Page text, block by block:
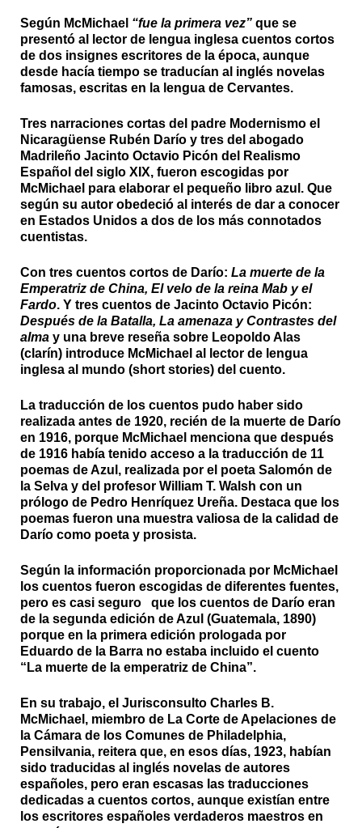
Según McMichael “fue la primera vez” que se
presentó al lector de lengua inglesa cuentos cortos
de dos insignes escritores de la época, aunque
desde hacía tiempo se traducían al inglés novelas
famosas, escritas en la lengua de Cervantes.
Tres narraciones cortas del padre Modernismo el
Nicaragüense Rubén Darío y tres del abogado
Madrileño Jacinto Octavio Picón del Realismo
Español del siglo XIX, fueron escogidas por
McMichael para elaborar el pequeño libro azul. Que
según su autor obedeció al interés de dar a conocer
en Estados Unidos a dos de los más connotados
cuentistas.
Con tres cuentos cortos de Darío: La muerte de la
Emperatriz de China, El velo de la reina Mab y el
Fardo. Y tres cuentos de Jacinto Octavio Picón:
Después de la Batalla, La amenaza y Contrastes del
alma y una breve reseña sobre Leopoldo Alas
(clarín) introduce McMichael al lector de lengua
inglesa al mundo (short stories) del cuento.
La traducción de los cuentos pudo haber sido
realizada antes de 1920, recién de la muerte de Darío
en 1916, porque McMichael menciona que después
de 1916 había tenido acceso a la traducción de 11
poemas de Azul, realizada por el poeta Salomón de
la Selva y del profesor William T. Walsh con un
prólogo de Pedro Henríquez Ureña. Destaca que los
poemas fueron una muestra valiosa de la calidad de
Darío como poeta y prosista.
Según la información proporcionada por McMichael
los cuentos fueron escogidas de diferentes fuentes,
pero es casi seguro que los cuentos de Darío eran
de la segunda edición de Azul (Guatemala, 1890)
porque en la primera edición prologada por
Eduardo de la Barra no estaba incluido el cuento
“La muerte de la emperatriz de China”.
En su trabajo, el Jurisconsulto Charles B.
McMichael, miembro de La Corte de Apelaciones de
la Cámara de los Comunes de Philadelphia,
Pensilvania, reitera que, en esos días, 1923, habían
sido traducidas al inglés novelas de autores
españoles, pero eran escasas las traducciones
dedicadas a cuentos cortos, aunque existían entre
los escritores españoles verdaderos maestros en